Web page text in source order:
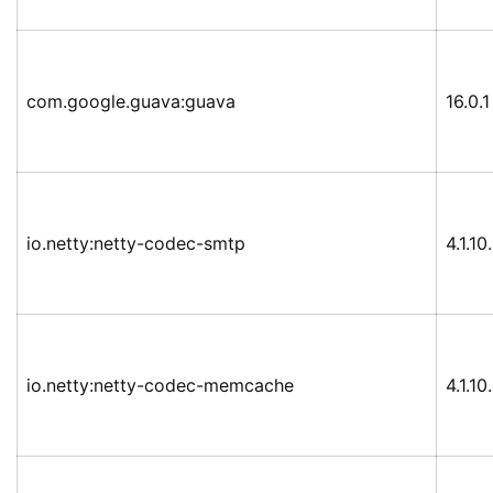
com.google.guava:guava 16.0.1
io.netty:netty-codec-smtp
io.netty:netty-codec-memcache